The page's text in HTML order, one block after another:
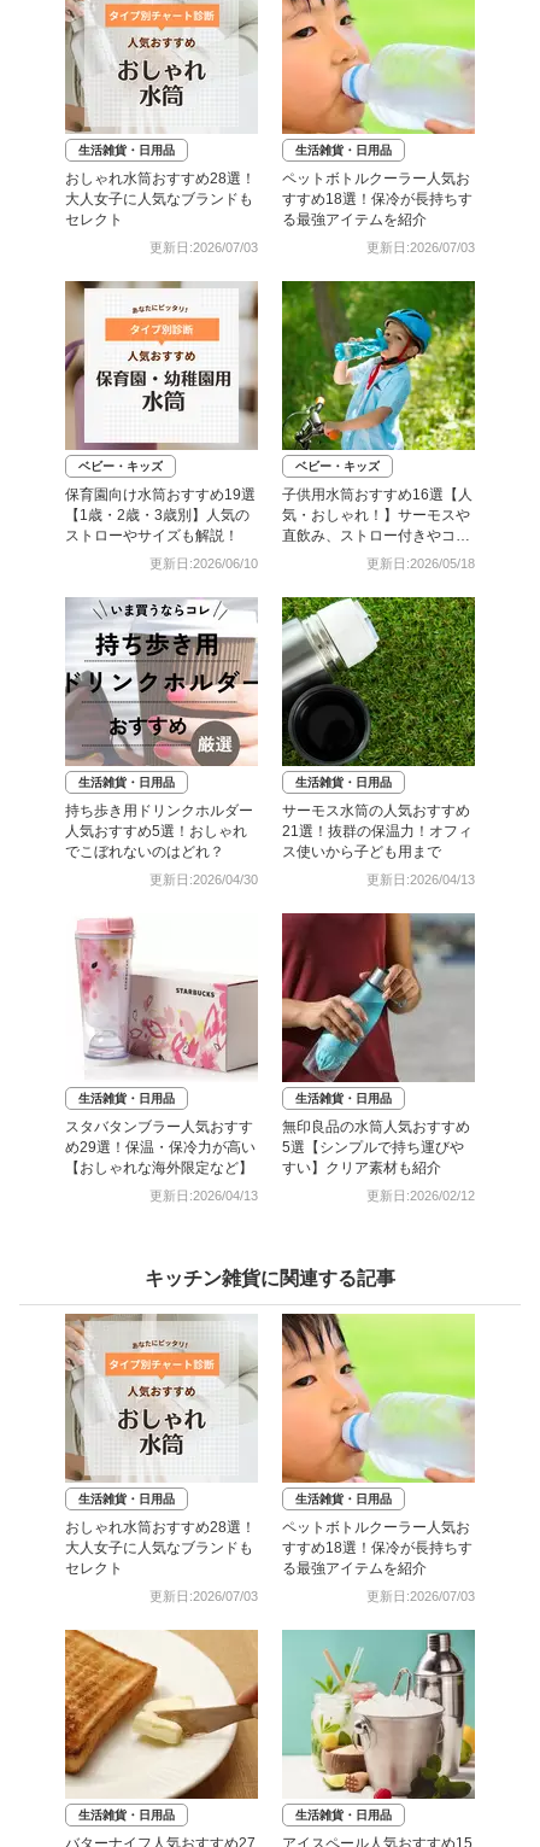
生活雑貨・日用品
おしゃれ水筒おすすめ28選！
大人女子に人気なブランドも
セレクト
更新日:2026/07/03
生活雑貨・日用品
ペットボトルクーラー人気お
すすめ18選！保冷が長持ちす
る最強アイテムを紹介
更新日:2026/07/03
ベビー・キッズ
保育園向け水筒おすすめ19選
【1歳・2歳・3歳別】人気の
ストローやサイズも解説！
更新日:2026/06/10
ベビー・キッズ
子供用水筒おすすめ16選【人
気・おしゃれ！】サーモスや
直飲み、ストロー付きやコッ
更新日:2026/05/18
生活雑貨・日用品
持ち歩き用ドリンクホルダー
人気おすすめ5選！おしゃれ
でこぼれないのはどれ？
更新日:2026/04/30
生活雑貨・日用品
サーモス水筒の人気おすすめ
21選！抜群の保温力！オフィ
ス使いから子ども用まで
更新日:2026/04/13
生活雑貨・日用品
スタバタンブラー人気おすす
め29選！保温・保冷力が高い
【おしゃれな海外限定など】
更新日:2026/04/13
生活雑貨・日用品
無印良品の水筒人気おすすめ
5選【シンプルで持ち運びや
すい】クリア素材も紹介
更新日:2026/02/12
キッチン雑貨に関連する記事
生活雑貨・日用品
おしゃれ水筒おすすめ28選！
大人女子に人気なブランドも
セレクト
更新日:2026/07/03
生活雑貨・日用品
ペットボトルクーラー人気お
すすめ18選！保冷が長持ちす
る最強アイテムを紹介
更新日:2026/07/03
生活雑貨・日用品 生活雑貨・日用品